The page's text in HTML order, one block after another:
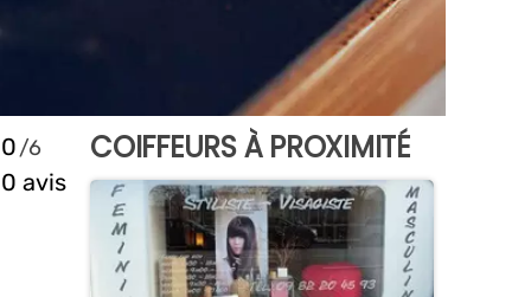
0
0 avis
COIFFEURS À PROXIMITÉ